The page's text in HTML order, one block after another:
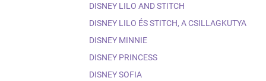
DISNEY LILO AND STITCH
DISNEY LILO ÉS STITCH, A CSILLAGKUTYA
DISNEY MINNIE
DISNEY PRINCESS
DISNEY SOFIA